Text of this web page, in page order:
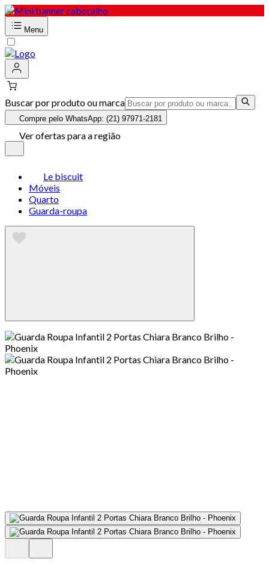
Menu
Buscar por produto ou marca
Compre pelo WhatsApp: (21) 97971-2181
Ver ofertas para a região
Le biscuit
Móveis
Quarto
Guarda-roupa